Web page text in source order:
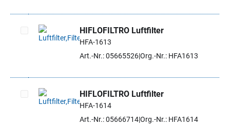
Artikel auswählen
HIFLOFILTRO Luftfilter
HFA-1613
Art.-Nr.: 05665526Org.-Nr.: HFA1613
Artikel auswählen
HIFLOFILTRO Luftfilter
HFA-1614
Art.-Nr.: 05666714Org.-Nr.: HFA1614